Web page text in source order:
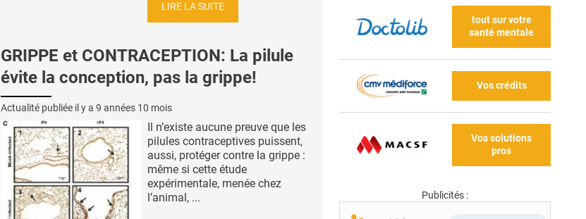
LIRE LA SUITE
GRIPPE et CONTRACEPTION: La pilule
évite la conception, pas la grippe!
Actualité publiée il y a 9 années 10 mois
Il n’existe aucune preuve que les
pilules contraceptives puissent,
aussi, protéger contre la grippe :
même si cette étude
expérimentale, menée chez
l’animal, ...
tout sur votre
santé mentale
Vos crédits
Vos solutions
pros
Publicités :